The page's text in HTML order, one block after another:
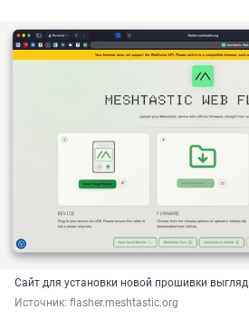
Сайт для установки новой прошивки
Источник: flasher.meshtastic.org